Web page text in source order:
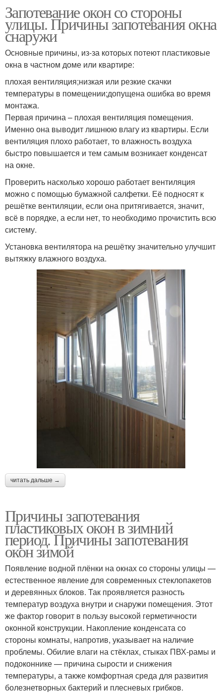
Запотевание окон со стороны
улицы. Причины запотевания окна
снаружи
Основные причины, из-за которых потеют пластиковые
окна в частном доме или квартире:
плохая вентиляция;низкая или резкие скачки
температуры в помещении;допущена ошибка во время
монтажа.
Первая причина – плохая вентиляция помещения.
Именно она выводит лишнюю влагу из квартиры. Если
вентиляция плохо работает, то влажность воздуха
быстро повышается и тем самым возникает конденсат
на окне.
Проверить насколько хорошо работает вентиляция
можно с помощью бумажной салфетки. Её подносят к
решётке вентиляции, если она притягивается, значит,
всё в порядке, а если нет, то необходимо прочистить всю
систему.
Установка вентилятора на решётку значительно улучшит
вытяжку влажного воздуха.
читать дальше →
Причины запотевания
пластиковых окон в зимний
период. Причины запотевания
окон зимой
Появление водной плёнки на окнах со стороны улицы —
естественное явление для современных стеклопакетов
и деревянных блоков. Так проявляется разность
температур воздуха внутри и снаружи помещения. Этот
же фактор говорит в пользу высокой герметичности
оконной конструкции. Накопление конденсата со
стороны комнаты, напротив, указывает на наличие
проблемы. Обилие влаги на стёклах, стыках ПВХ-рамы и
подоконнике — причина сырости и снижения
температуры, а также комфортная среда для развития
болезнетворных бактерий и плесневых грибков.